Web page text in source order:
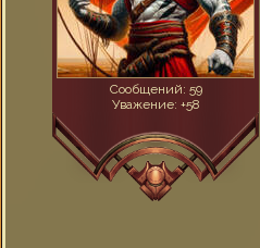
Сообщений: 59
Уважение: +58